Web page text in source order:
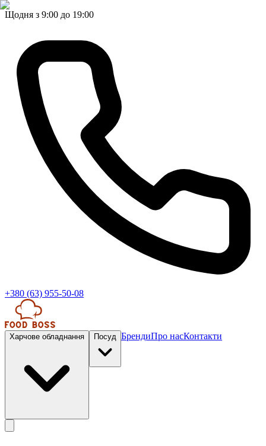
Щодня з 9:00 до 19:00
+380 (63) 955-50-08
Харчове обладнання Посуд БрендиПро насКонтакти